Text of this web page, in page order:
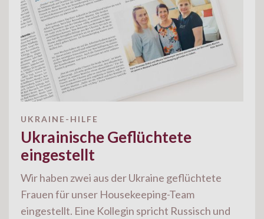
UKRAINE-HILFE
Ukrainische Geflüchtete
eingestellt
Wir haben zwei aus der Ukraine geflüchtete
Frauen für unser Housekeeping-Team
eingestellt. Eine Kollegin spricht Russisch und